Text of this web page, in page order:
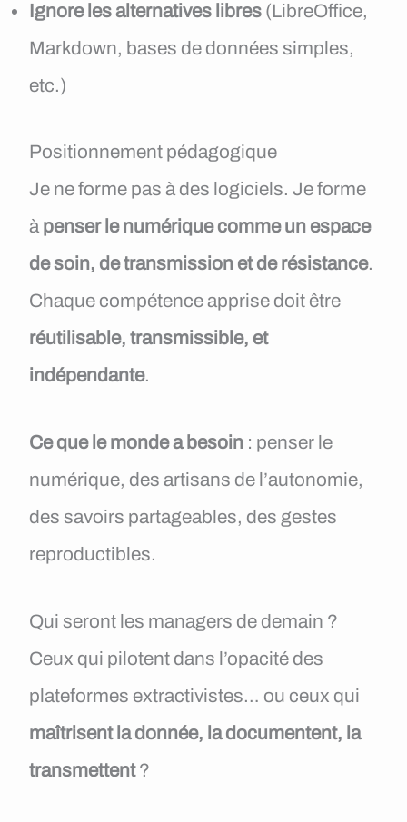
Ignore les alternatives libres (LibreOffice,
Markdown, bases de données simples,
etc.)
Positionnement pédagogique
Je ne forme pas à des logiciels. Je forme
à penser le numérique comme un espace
de soin, de transmission et de résistance.
Chaque compétence apprise doit être
réutilisable, transmissible, et
indépendante.
Ce que le monde a besoin : penser le
numérique, des artisans de l’autonomie,
des savoirs partageables, des gestes
reproductibles.
Qui seront les managers de demain ?
Ceux qui pilotent dans l’opacité des
plateformes extractivistes… ou ceux qui
maîtrisent la donnée, la documentent, la
transmettent?